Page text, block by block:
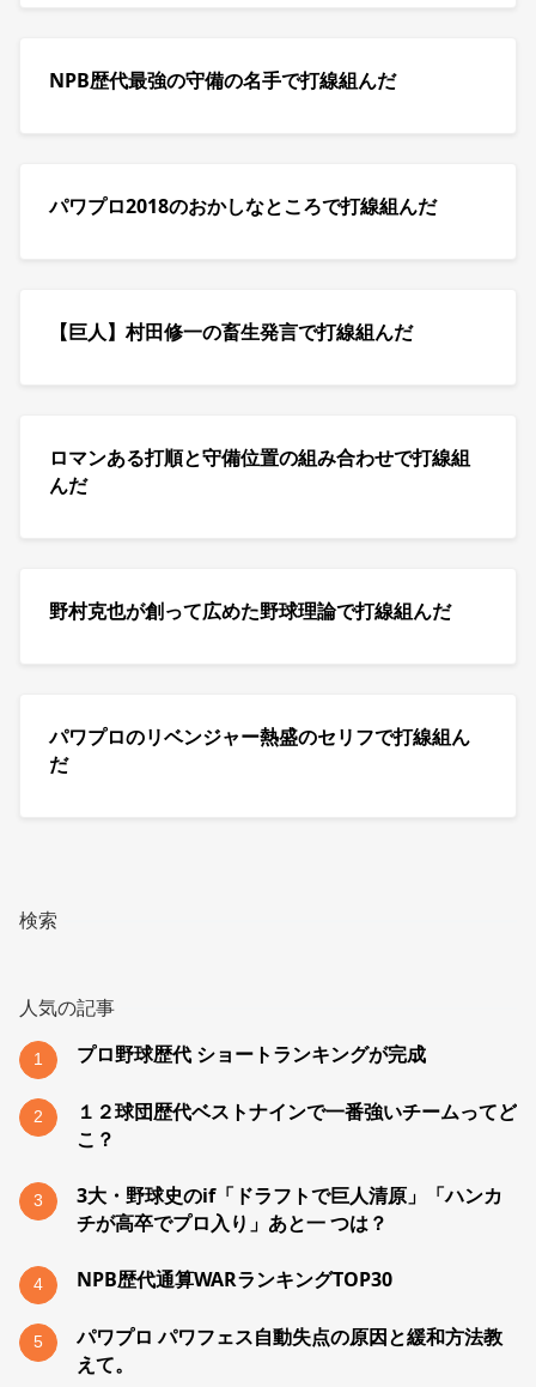
NPB歴代最強の守備の名手で打線組んだ
パワプロ2018のおかしなところで打線組んだ
【巨人】村田修一の畜生発言で打線組んだ
ロマンある打順と守備位置の組み合わせで打線組
んだ
野村克也が創って広めた野球理論で打線組んだ
パワプロのリベンジャー熱盛のセリフで打線組ん
だ
検索
人気の記事
1 プロ野球歴代 ショートランキングが完成
2
１２球団歴代ベストナインで一番強いチームってど
こ？
3
3大・野球史のif「ドラフトで巨人清原」「ハンカ
チが高卒でプロ入り」あと一 つは？
4 NPB歴代通算WARランキングTOP30
5
パワプロ パワフェス自動失点の原因と緩和方法教
えて。